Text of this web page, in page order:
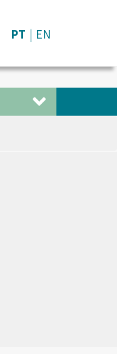
PT EN